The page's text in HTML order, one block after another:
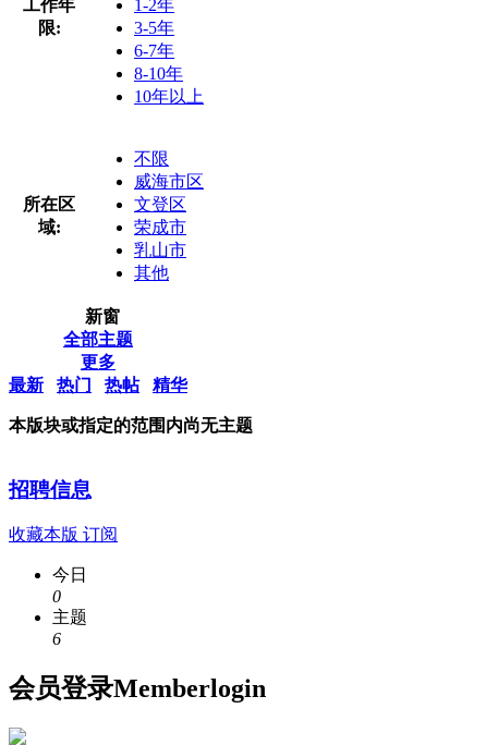
工作年
限:
1-2年
3-5年
6-7年
8-10年
10年以上
所在区
域:
不限
威海市区
文登区
荣成市
乳山市
其他
新窗
全部主题
更多
最新
热门 热帖 精华
本版块或指定的范围内尚无主题
招聘信息
收藏本版 订阅
今日
0
主题
6
会员登录Memberlogin